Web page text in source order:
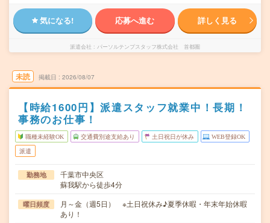
気になる! 応募へ進む 詳しく見る
派遣会社 パーソルテンプスタッフ株式会社 首都圏
未読 掲載日 2026/08/07
【時給1600円】派遣スタッフ就業中！長期！
事務のお仕事！
職種未経験OK 交通費別途支給あり 土日祝日が休み WEB登録OK
派遣
勤務地
千葉市中央区
蘇我駅から徒歩4分
曜日頻度
月～金（週5日） ※土日祝休み♪夏季休暇・年末年始休暇
あり！